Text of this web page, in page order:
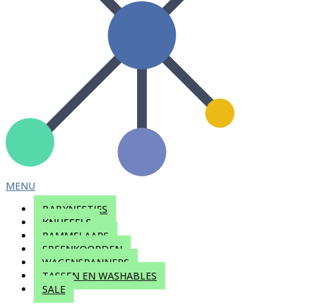
MENU
BABYNESTJES
KNUFFELS
RAMMELAARS
SPEENKOORDEN
WAGENSPANNERS
TASSEN EN WASHABLES
SALE